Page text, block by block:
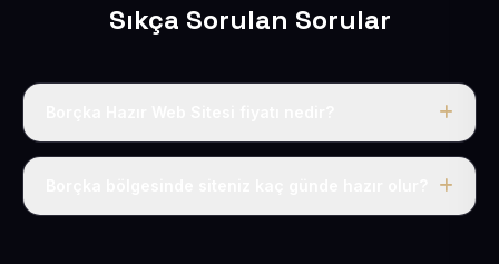
Sıkça Sorulan Sorular
Tek fiyat uygulanır: yıllık 50 USD + KDV. Bu bedele alan